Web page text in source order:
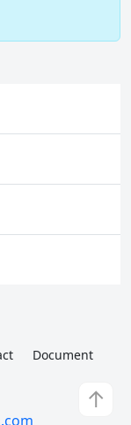
↑
Document